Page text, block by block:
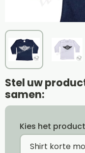
Stel uw
samen:
Kies het product